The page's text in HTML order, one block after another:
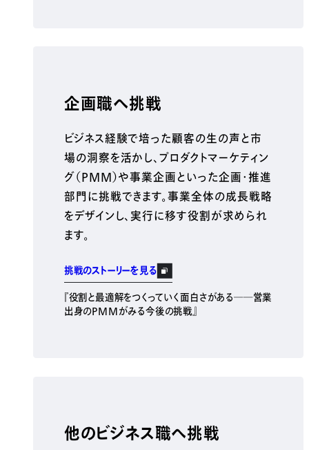
企画職へ挑戦
ビジネス経験で培った顧客の生の声と市
場の洞察を活かし、プロダクトマーケティン
グ（PMM）や事業企画といった企画・推進
部門に挑戦できます。事業全体の成長戦略
をデザインし、実行に移す役割が求められ
ます。
挑戦のストーリーを見る
『役割と最適解をつくっていく面白さがある──営業
出身のPMMがみる今後の挑戦』
他のビジネス職へ挑戦